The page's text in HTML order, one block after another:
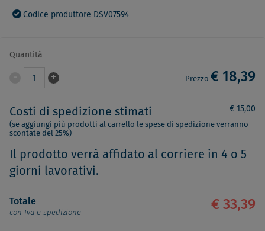
Codice produttore DSV07594
Quantità
1 + Prezzo € 18,39
Costi di spedizione stimati € 15,00
(se aggiungi più prodotti al carrello le spese di spedizione verranno
scontate del 25%)
Il prodotto verrà affidato al corriere in 4 o 5
giorni lavorativi.
Totale
con Iva e spedizione
€ 33,39